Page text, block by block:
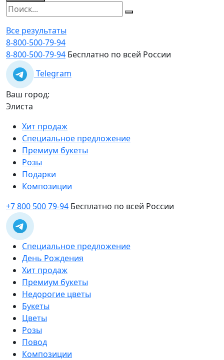
Все результаты
8-800-500-79-94
8-800-500-79-94 Бесплатно по всей России
Telegram
Ваш город:
Элиста
Хит продаж
Специальное предложение
Премиум букеты
Розы
Подарки
Композиции
+7 800 500 79-94 Бесплатно по всей России
Специальное предложение
День Рождения
Хит продаж
Премиум букеты
Недорогие цветы
Букеты
Цветы
Розы
Повод
Композиции